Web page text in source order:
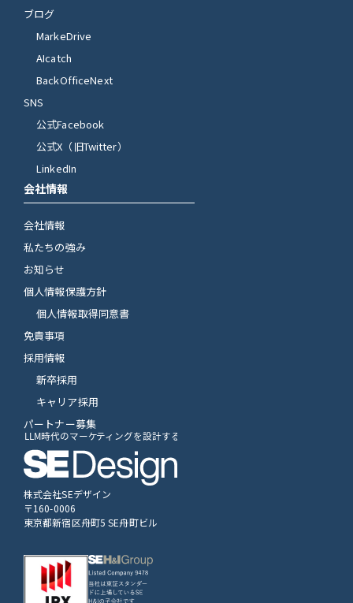
株式会社SEデザイン
〒160-0006
東京都新宿区舟町5 SE舟町ビル
ブログ
MarkeDrive
AIcatch
BackOfficeNext
SNS
公式Facebook
公式X（旧Twitter）
LinkedIn
会社情報
会社情報
私たちの強み
お知らせ
個人情報保護方針
個人情報取得同意書
免責事項
採用情報
新卒採用
キャリア採用
パートナー募集